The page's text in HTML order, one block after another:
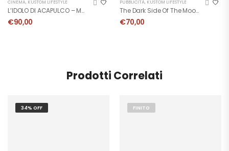
CINEMA, KUSTOM LIFESTYLE
L’IDOLO DI ACAPULCO – Manifesto Originale
€90,00
PUBBLICITÀ, KUSTOM LIFESTYLE
The Dark Side Of The Moon – Manifesto
€70,00
Prodotti Correlati
34% OFF FINITO